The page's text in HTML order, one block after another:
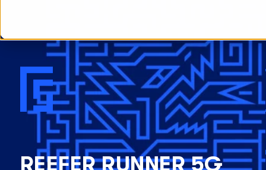
REEFER RUNNER 5G